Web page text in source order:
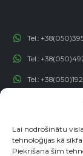
Lai nodrošinātu
tehnoloģijas kā
Piekrišana šīm
Tel.:
Tel.:
Tel.:
SOCIĀLIE TĪKLI